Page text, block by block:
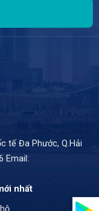
tế Đa Phước, Q.Hải
Email:
nhất